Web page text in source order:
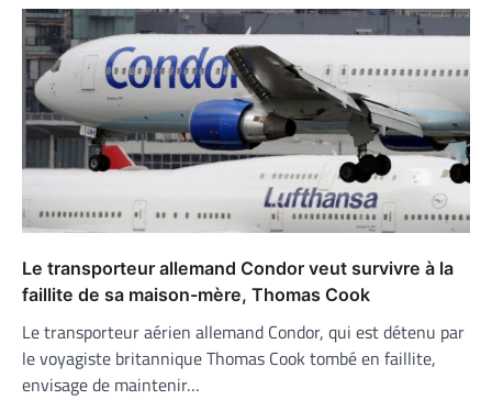
Le transporteur allemand Condor veut survivre à la
faillite de sa maison-mère, Thomas Cook
Le transporteur aérien allemand Condor, qui est détenu par
le voyagiste britannique Thomas Cook tombé en faillite,
envisage de maintenir…